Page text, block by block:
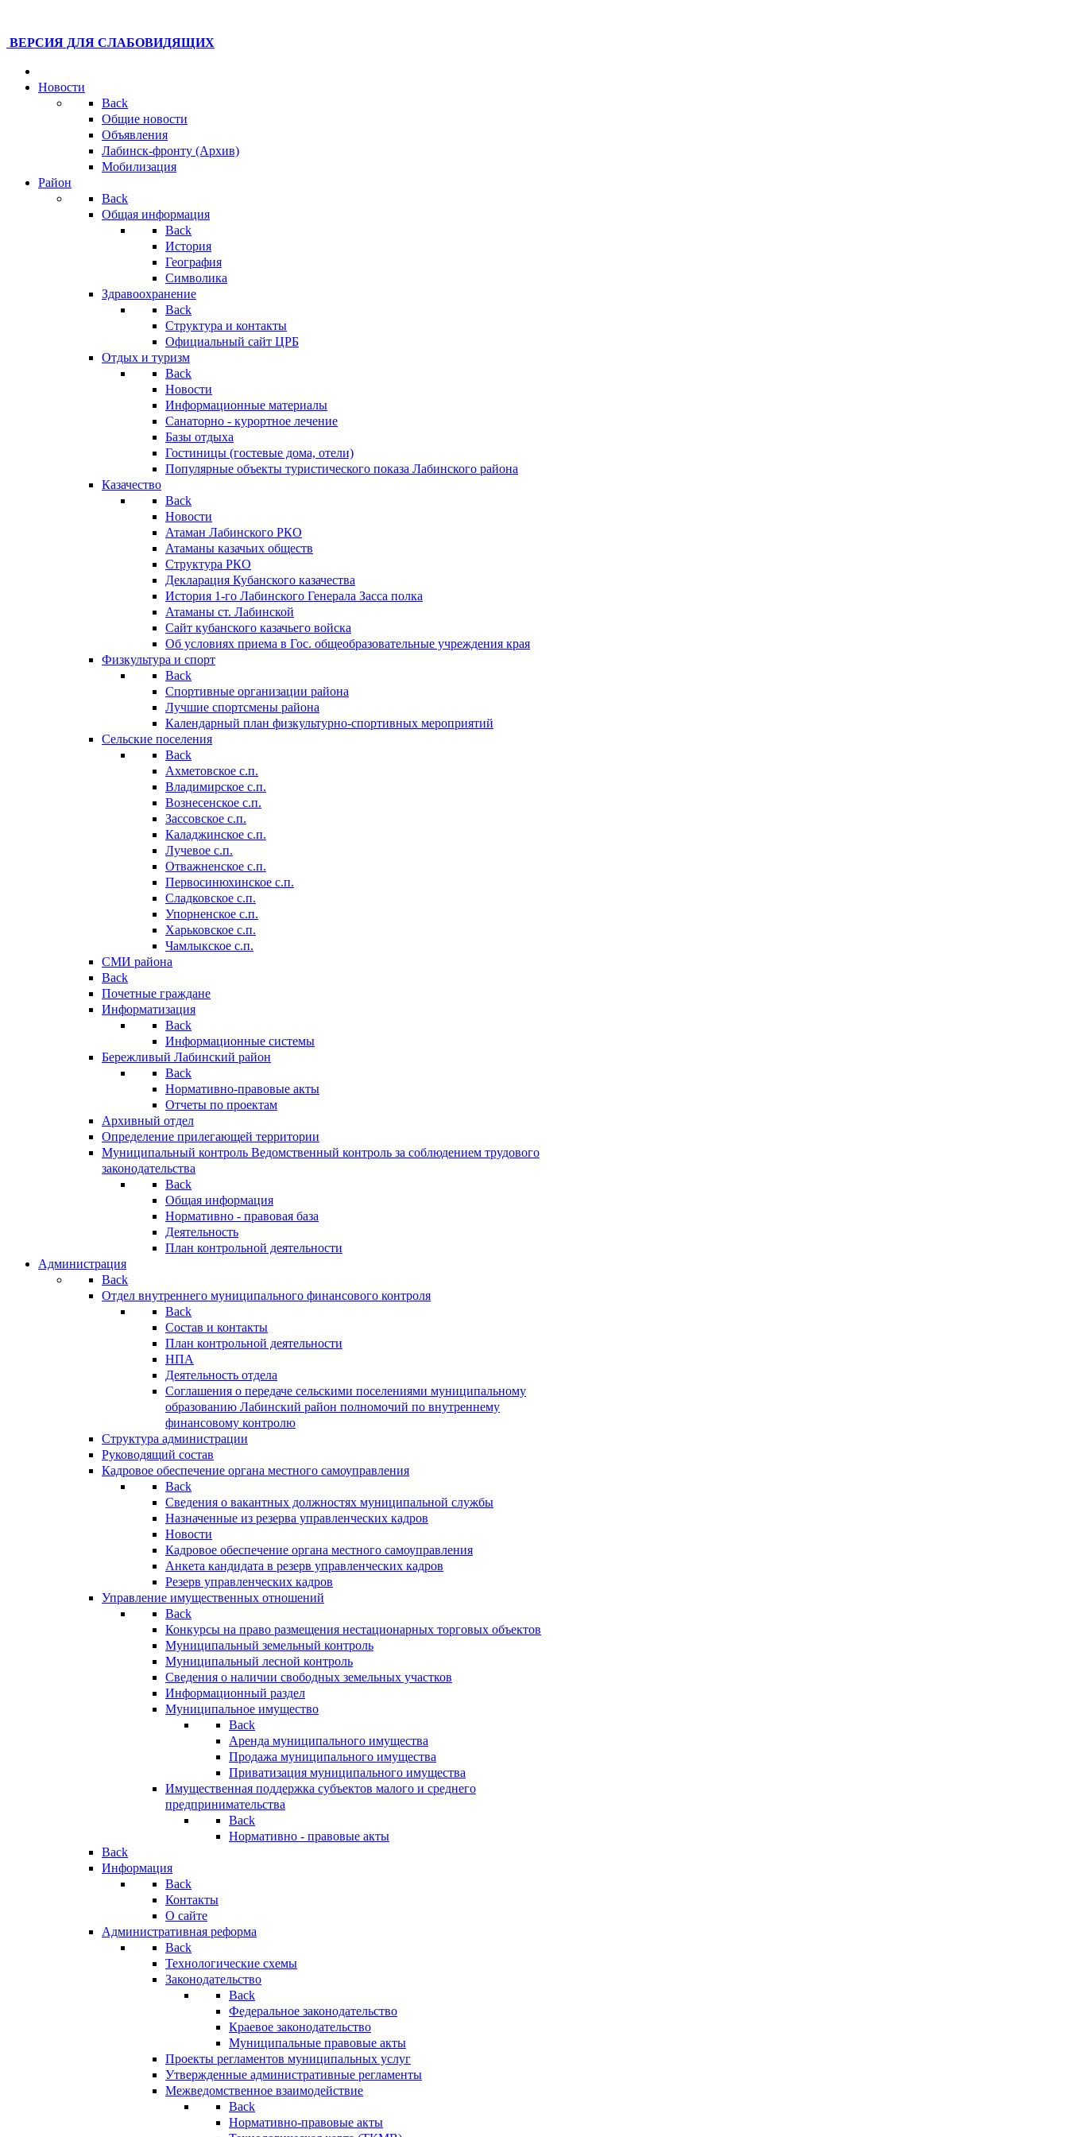
ВЕРСИЯ ДЛЯ СЛАБОВИДЯЩИХ
Новости
Back
Общие новости
Объявления
Лабинск-фронту (Архив)
Мобилизация
Район
Back
Общая информация
Back
История
География
Символика
Здравоохранение
Back
Структура и контакты
Официальный сайт ЦРБ
Отдых и туризм
Back
Новости
Информационные материалы
Санаторно - курортное лечение
Базы отдыха
Гостиницы (гостевые дома, отели)
Популярные объекты туристического показа Лабинского района
Казачество
Back
Новости
Атаман Лабинского РКО
Атаманы казачьих обществ
Структура РКО
Декларация Кубанского казачества
История 1-го Лабинского Генерала Засса полка
Атаманы ст. Лабинской
Cайт кубанского казачьего войска
Об условиях приема в Гос. общеобразовательные учреждения края
Физкультура и спорт
Back
Спортивные организации района
Лучшие спортсмены района
Календарный план физкультурно-спортивных мероприятий
Сельские поселения
Back
Ахметовское с.п.
Владимирское с.п.
Вознесенское с.п.
Зассовское с.п.
Каладжинское с.п.
Лучевое с.п.
Отважненское с.п.
Первосинюхинское с.п.
Сладковское с.п.
Упорненское с.п.
Харьковское с.п.
Чамлыкское с.п.
СМИ района
Back
Почетные граждане
Информатизация
Back
Информационные системы
Бережливый Лабинский район
Back
Нормативно-правовые акты
Отчеты по проектам
Архивный отдел
Определение прилегающей территории
Муниципальный контроль Ведомственный контроль за соблюдением трудового
законодательства
Back
Общая информация
Нормативно - правовая база
Деятельность
План контрольной деятельности
Администрация
Back
Отдел внутреннего муниципального финансового контроля
Back
Состав и контакты
План контрольной деятельности
НПА
Деятельность отдела
Соглашения о передаче сельскими поселениями муниципальному
образованию Лабинский район полномочий по внутреннему
финансовому контролю
Структура администрации
Руководящий состав
Кадровое обеспечение органа местного самоуправления
Back
Сведения о вакантных должностях муниципальной службы
Назначенные из резерва управленческих кадров
Новости
Кадровое обеспечение органа местного самоуправления
Анкета кандидата в резерв управленческих кадров
Резерв управленческих кадров
Управление имущественных отношений
Back
Конкурсы на право размещения нестационарных торговых объектов
Муниципальный земельный контроль
Муниципальный лесной контроль
Сведения о наличии свободных земельных участков
Информационный раздел
Муниципальное имущество
Back
Аренда муниципального имущества
Продажа муниципального имущества
Приватизация муниципального имущества
Имущественная поддержка субъектов малого и среднего
предпринимательства
Back
Нормативно - правовые акты
Back
Информация
Back
Контакты
О сайте
Административная реформа
Back
Технологические схемы
Законодательство
Back
Федеральное законодательство
Краевое законодательство
Муниципальные правовые акты
Проекты регламентов муниципальных услуг
Утвержденные административные регламенты
Межведомственное взаимодействие
Back
Нормативно-правовые акты